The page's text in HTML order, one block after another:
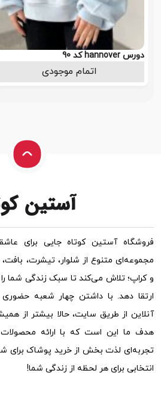
دورس hannover کد 90
1.198.000اتمام موجودی
فروشگاه آستین کوتاه جایی برای
مجموعه‌ای متنوع از شلوار، تیشرت،
و کراپ؛ تلاش می‌کند تا سبک زندگی شما
ارتقا دهد. با داشتن چهار شعبه
آنلاین از طریق سایت، حالا بیشتر از
هدف ما این است که با ارائه
تجربه‌ای لذت بخش از خرید پوشاک برای
انتخابی برای هر لحظه از زندگی شما!